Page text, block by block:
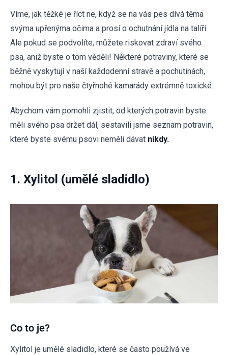
Víme, jak těžké je říct ne, když se na vás pes dívá těma
svýma upřenýma očima a prosí o ochutnání jídla na talíři.
Ale pokud se podvolíte, můžete riskovat zdraví svého
psa, aniž byste o tom věděli! Některé potraviny, které se
běžně vyskytují v naší každodenní stravě a pochutinách,
mohou být pro naše čtyřnohé kamarády extrémně toxické.
Abychom vám pomohli zjistit, od kterých potravin byste
měli svého psa držet dál, sestavili jsme seznam potravin,
které byste svému psovi neměli dávat nikdy.
1. Xylitol (umělé sladidlo)
Co to je?
Xylitol je umělé sladidlo, které se často používá ve